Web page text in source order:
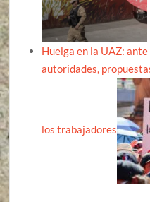
Huelga en la UAZ:
autoridades,
los trabajadores